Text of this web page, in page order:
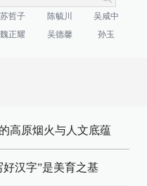
苏哲子 陈毓川
吴咸中
魏正耀 吴德馨 孙玉
高原烟火与人文底蕴
汉字”是美育之基